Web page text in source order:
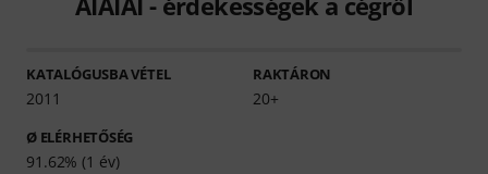
KATALÓGUSBA VÉTEL
2011
RAKTÁRON
20+
Ø ELÉRHETŐSÉG
91.62% (1 év)